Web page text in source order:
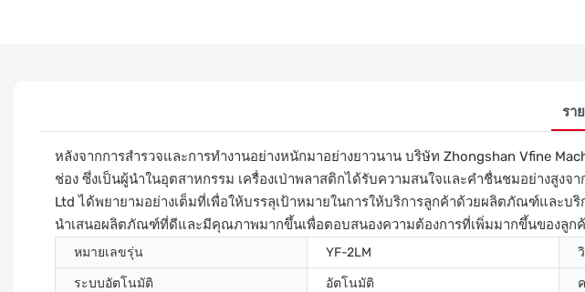
รา
หลังจากการสำรวจและการทำงานอย่างหนักมาอย่างยาวนาน บริษัท Zhongshan Vfine
ช่อง ซึ่งเป็นผู้นำในอุตสาหกรรม เครื่องเป่าพลาสติกได้รับความสนใจและคำชื่นชมอย่างสูง
Ltd ได้พยายามอย่างเต็มที่เพื่อให้บรรลุเป้าหมายในการให้บริการลูกค้าด้วยผลิตภัณฑ์และ
นำเสนอผลิตภัณฑ์ที่ดีและมีคุณภาพมากขึ้นเพื่อตอบสนองความต้องการที่เพิ่มมากขึ้นของลูก
หมายเลขรุ่น YF-2LM
ระบบอัตโนมัติ
อัตโนมัติ